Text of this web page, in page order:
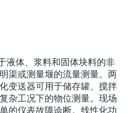
液体、浆料和固体块料的非
渠或测量堰的流量测量。两
变送器可用于储存罐、搅拌
杂工况下的物位测量。现场
的仪表故障诊断。线性化功